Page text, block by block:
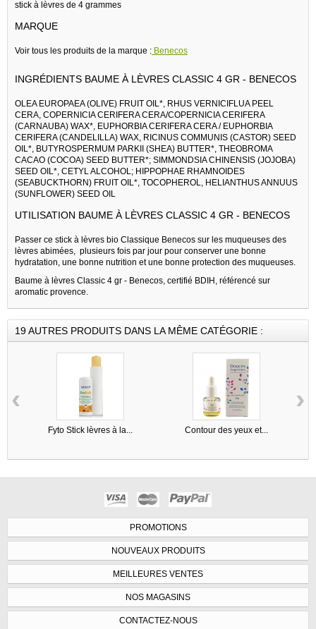
stick à lèvres de 4 grammes
MARQUE
Voir tous les produits de la marque : Benecos
INGRÉDIENTS BAUME À LÈVRES CLASSIC 4 GR - BENECOS
OLEA EUROPAEA (OLIVE) FRUIT OIL*, RHUS VERNICIFLUA PEEL
CERA, COPERNICIA CERIFERA CERA/COPERNICIA CERIFERA
(CARNAUBA) WAX*, EUPHORBIA CERIFERA CERA / EUPHORBIA
CERIFERA (CANDELILLA) WAX, RICINUS COMMUNIS (CASTOR) SEED
OIL*, BUTYROSPERMUM PARKII (SHEA) BUTTER*, THEOBROMA
CACAO (COCOA) SEED BUTTER*; SIMMONDSIA CHINENSIS (JOJOBA)
SEED OIL*, CETYL ALCOHOL; HIPPOPHAE RHAMNOIDES
(SEABUCKTHORN) FRUIT OIL*, TOCOPHEROL, HELIANTHUS ANNUUS
(SUNFLOWER) SEED OIL
UTILISATION BAUME À LÈVRES CLASSIC 4 GR - BENECOS
Passer ce stick à lèvres bio Classique Benecos sur les muqueuses des
lèvres abimées, plusieurs fois par jour pour conserver une bonne
hydratation, une bonne nutrition et une bonne protection des muqueuses.
Baume à lèvres Classic 4 gr - Benecos, certifié BDIH, référencé sur
aromatic provence.
19 AUTRES PRODUITS DANS LA MÊME CATÉGORIE :
Fyto Stick lèvres à la... Contour des yeux et...
‹ ›
PROMOTIONS
NOUVEAUX PRODUITS
MEILLEURES VENTES
NOS MAGASINS
CONTACTEZ-NOUS